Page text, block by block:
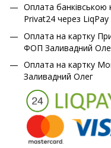
Оплата
Privat24 через LiqPay
Оплата на картку
ФОП Заливадний
Оплата на картку
Заливадний Олег